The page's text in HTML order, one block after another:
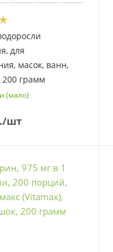
для
масок, ванн,
грамм
(мало)
/шт